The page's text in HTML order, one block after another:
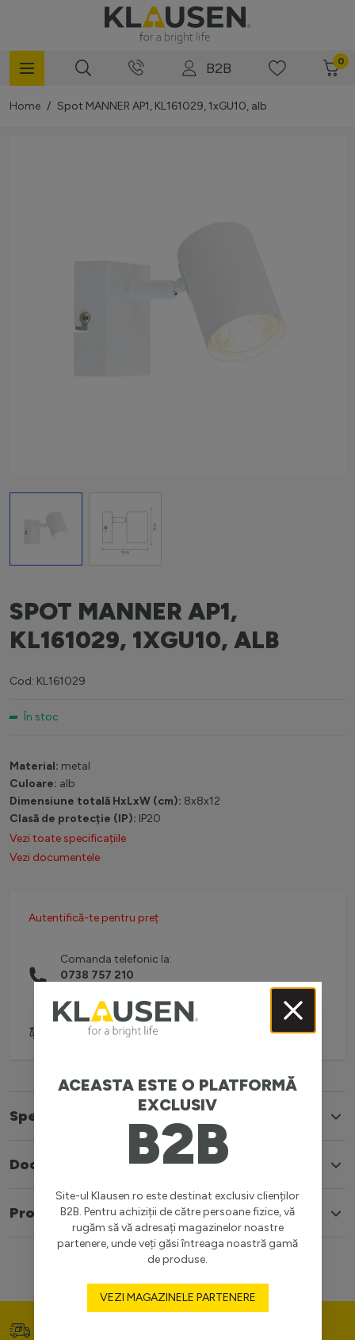
B2B 0
Home / Spot MANNER AP1, KL161029, 1xGU10, alb
SPOT MANNER AP1,
KL161029, 1XGU10, ALB
Cod: KL161029
În stoc
Material: metal
Culoare: alb
Dimensiune totală HxLxW (cm): 8x8x12
Clasă de protecție (IP): IP20
Vezi toate specificațiile
Vezi documentele
Autentifică-te pentru preț
Comanda telefonic la:
0738 757 210
Adaugă pentru comparare
Specificatii
Documente
Produse similare
ACEASTA ESTE O PLATFORMĂ
EXCLUSIV
B2B
Site-ul Klausen.ro este destinat exclusiv clienților
B2B. Pentru achiziții de către persoane fizice, vă
rugăm să vă adresați magazinelor noastre
partenere, unde veți găsi întreaga noastră gamă
de produse.
VEZI MAGAZINELE PARTENERE